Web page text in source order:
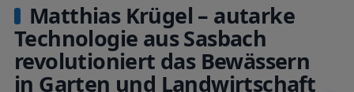
Matthias Krügel – autarke
Technologie aus Sasbach
revolutioniert das Bewässern
in Garten und Landwirtschaft